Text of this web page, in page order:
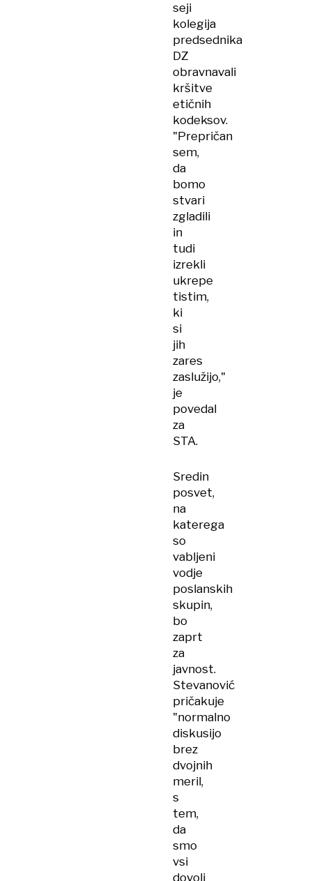
seji
kolegija
predsednika
DZ
obravnavali
kršitve
etičnih
kodeksov.
"Prepričan
sem,
da
bomo
stvari
zgladili
in
tudi
izrekli
ukrepe
tistim,
ki
si
jih
zares
zaslužijo,"
je
povedal
za
STA.
Sredin
posvet,
na
katerega
so
vabljeni
vodje
poslanskih
skupin,
bo
zaprt
za
javnost.
Stevanović
pričakuje
"normalno
diskusijo
brez
dvojnih
meril,
s
tem,
da
smo
vsi
dovolj